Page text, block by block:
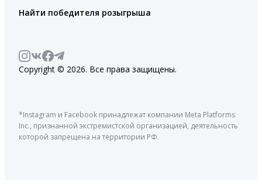
Найти победителя розыгрыша
Copyright © 2026. Все права защищены.
*Instagram и Facebook принадлежат компании Meta Platforms
Inc., признанной экстремистской организацией, деятельность
которой запрещена на территории РФ.